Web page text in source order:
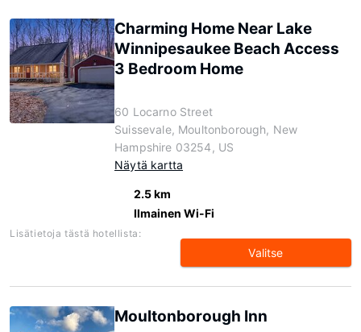
Charming Home Near Lake
Winnipesaukee Beach Access
3 Bedroom Home
60 Locarno Street
Suissevale, Moultonborough, New
Hampshire 03254, US
Näytä kartta
2.5 km
Ilmainen Wi-Fi
Lisätietoja tästä hotellista:
Valitse
Moultonborough Inn